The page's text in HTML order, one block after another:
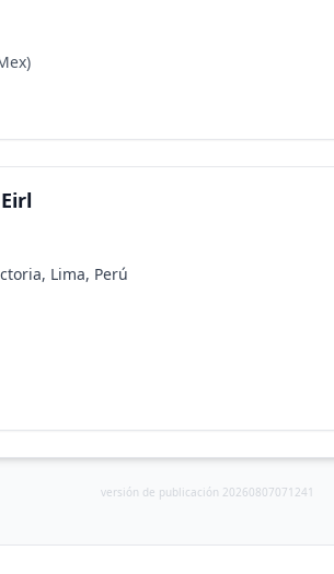
Lima, Perú
versión de publicación 20260807071241